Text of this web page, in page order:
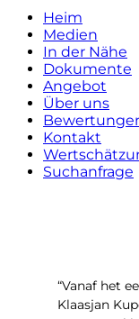
Heim
Medien
In der Nähe
Dokumente
Angebot
Über uns
Kontakt
Suchanfrage
“Vanaf het
Klaasjan